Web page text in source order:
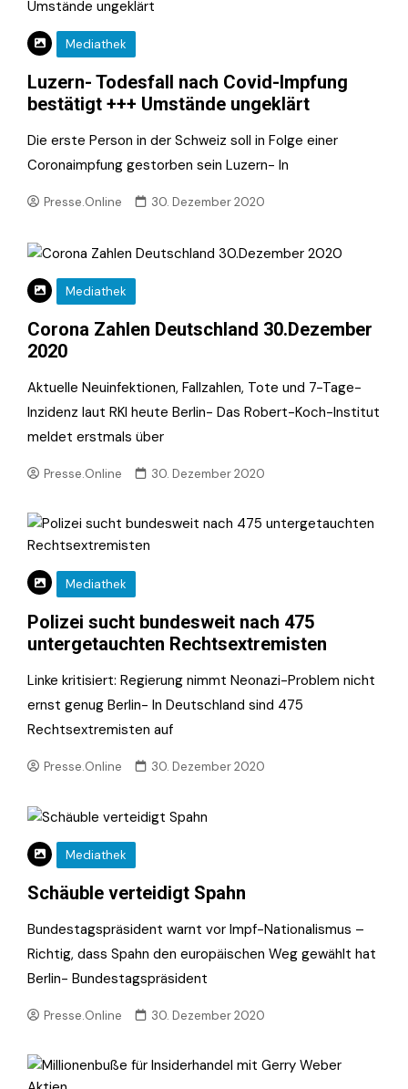
Mediathek
Luzern- Todesfall nach Covid-Impfung
bestätigt +++ Umstände ungeklärt
Die erste Person in der Schweiz soll in Folge einer
Coronaimpfung gestorben sein Luzern- In
Presse.Online 30. Dezember 2020
Mediathek
Corona Zahlen Deutschland 30.Dezember
2020
Aktuelle Neuinfektionen, Fallzahlen, Tote und 7-Tage-
Inzidenz laut RKI heute Berlin- Das Robert-Koch-Institut
meldet erstmals über
Presse.Online 30. Dezember 2020
Mediathek
Polizei sucht bundesweit nach 475
untergetauchten Rechtsextremisten
Linke kritisiert: Regierung nimmt Neonazi-Problem nicht
ernst genug Berlin- In Deutschland sind 475
Rechtsextremisten auf
Presse.Online 30. Dezember 2020
Mediathek
Schäuble verteidigt Spahn
Bundestagspräsident warnt vor Impf-Nationalismus –
Richtig, dass Spahn den europäischen Weg gewählt hat
Berlin- Bundestagspräsident
Presse.Online 30. Dezember 2020